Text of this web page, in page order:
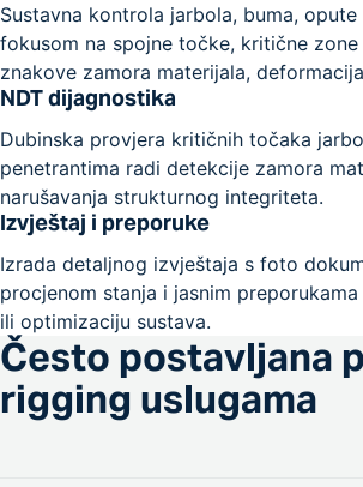
Sustavna kontrola jarbola, buma,
fokusom na spojne točke, kritične
znakove zamora materijala,
NDT dijagnostika
Dubinska provjera kritičnih točaka
penetrantima radi detekcije zamora
narušavanja strukturnog integriteta.
Izvještaj i preporuke
Izrada detaljnog izvještaja s foto
procjenom stanja i jasnim
ili optimizaciju sustava.
Često postavljana
rigging uslugama